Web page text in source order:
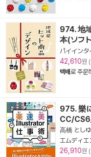
974. 地
本(ソフ
パイイン
42,610원
택배로 주문
975. 樂
CC/
高橋 とし
エムディ
26,910원